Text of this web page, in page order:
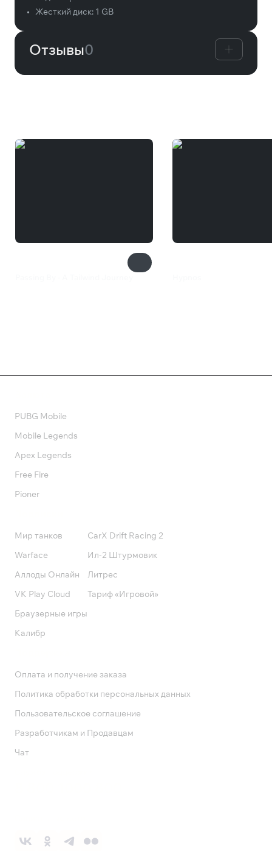
•
Жесткий диск: 1 GB
Отзывы0
PUBG Mobile
Mobile Legends
Apex Legends
Free Fire
Pioner
Мир танков
Warface
Аллоды Онлайн
VK Play Cloud
Браузерные игры
Калибр
CarX Drift Racing 2
Ил-2 Штурмовик
Литрес
Тариф «Игровой»
Оплата и получение заказа
Политика обработки персональных данных
Пользовательское соглашение
Разработчикам и Продавцам
Чат